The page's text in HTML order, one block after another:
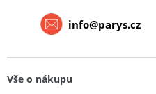
info@parys.cz
Vše o nákupu